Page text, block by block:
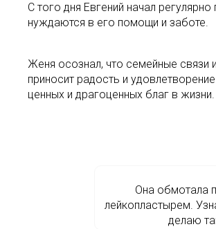
С того дня Евгений начал
нуждаются в его помощи и заботе.
Женя осознал, что семейные связи
приносит радость и
ценных и драгоценных благ в жизни.
Она обмотала
лейкопластырем.
делаю